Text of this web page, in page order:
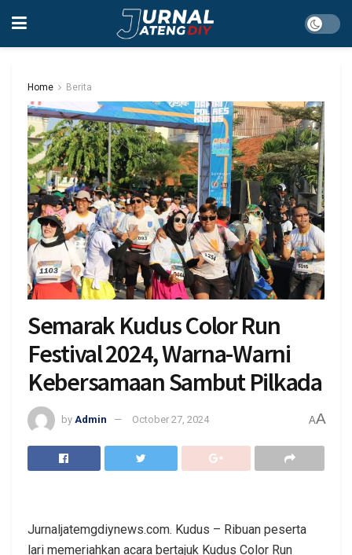
Home Berita
Semarak Kudus Color Run
Festival 2024, Warna-Warni
Kebersamaan Sambut Pilkada
by Admin October 27, 2024 AA
Jurnaljatemgdiynews.com. Kudus – Ribuan peserta
lari memeriahkan acara bertajuk Kudus Color Run